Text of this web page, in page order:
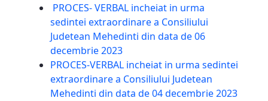
PROCES- VERBAL incheiat in urma
sedintei extraordinare a Consiliului
Judetean Mehedinti din data de 06
decembrie 2023
PROCES-VERBAL incheiat in urma sedintei
extraordinare a Consiliului Judetean
Mehedinti din data de 04 decembrie 2023